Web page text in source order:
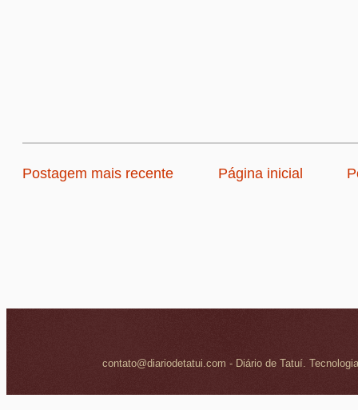
Postagem mais recente Página inicial
contato@diariodetatui.com - Diário de Tatuí.